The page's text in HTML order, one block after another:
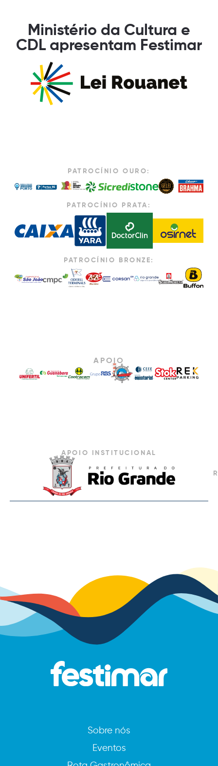
Ministério da Cultura e
CDL apresentam Festimar
PATROCÍNIO OURO:
PATROCÍNIO PRATA:
PATROCÍNIO BRONZE:
APOIO
APOIO INSTITUCIONAL
Sobre nós
Eventos